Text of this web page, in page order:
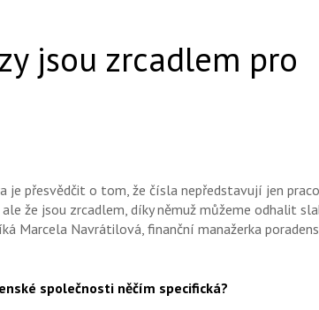
jsou zrcadlem pro
je přesvědčit o tom, že čísla nepředstavují jen
že jsou zrcadlem, díky němuž můžeme odhalit
Marcela Navrátilová, finanční manažerka
společnosti něčím specifická?